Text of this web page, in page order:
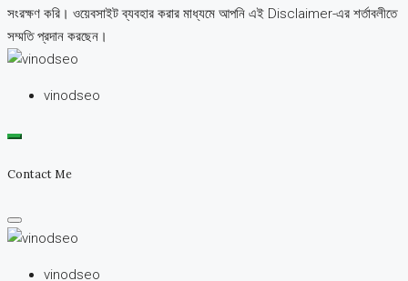
সংরক্ষণ করি। ওয়েবসাইট ব্যবহার করার মাধ্যমে আপনি এই Disclaimer-এর শর্তাবলীতে
সম্মতি প্রদান করছেন।
vinodseo
Contact Me
vinodseo